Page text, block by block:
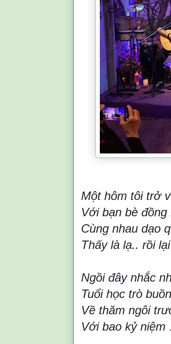
Một hôm tôi trở
Với bạn bè
Cùng nhau dạo
Thấy là lạ.. rồi
Ngồi đây nhắc
Tuổi học trò
Về thăm ngôi
Với bao kỷ